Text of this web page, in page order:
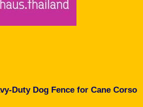
Duty Dog Fence for Cane Corso